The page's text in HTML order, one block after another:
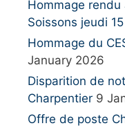
r
:
Hommage rendu
Soissons jeudi
Hommage du
January 2026
Disparition de
Charpentier 9
Offre de poste